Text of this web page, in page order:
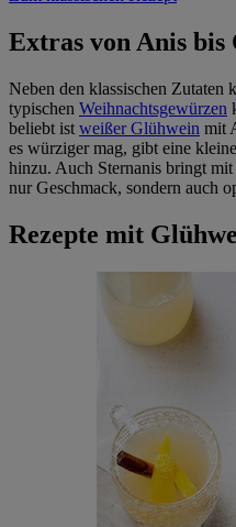
Extras von Anis
Neben den klassischen Zutaten
typischen Weihnachtsgewürzen
beliebt ist weißer Glühwein mit
es würziger mag, gibt eine
hinzu. Auch Sternanis bringt
nur Geschmack, sondern auch
Rezepte mit